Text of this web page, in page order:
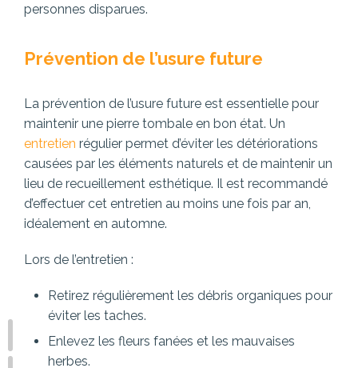
personnes disparues.
Prévention de l’usure future
La prévention de l’usure future est essentielle pour
maintenir une pierre tombale en bon état. Un
entretien régulier permet d’éviter les détériorations
causées par les éléments naturels et de maintenir un
lieu de recueillement esthétique. Il est recommandé
d’effectuer cet entretien au moins une fois par an,
idéalement en automne.
Lors de l’entretien :
Retirez régulièrement les débris organiques pour
éviter les taches.
Enlevez les fleurs fanées et les mauvaises
herbes.